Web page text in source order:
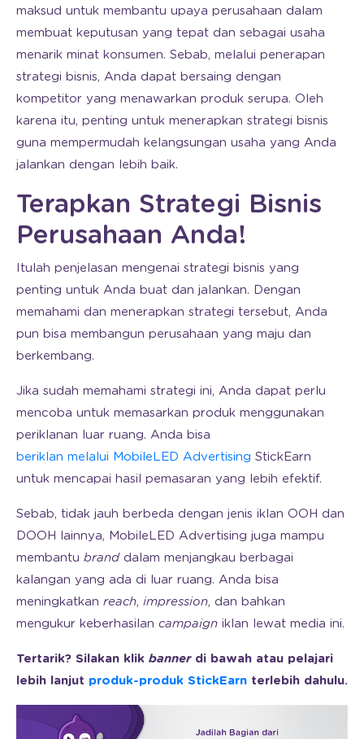
maksud untuk membantu upaya perusahaan dalam
membuat keputusan yang tepat dan sebagai usaha
menarik minat konsumen. Sebab, melalui penerapan
strategi bisnis, Anda dapat bersaing dengan
kompetitor yang menawarkan produk serupa. Oleh
karena itu, penting untuk menerapkan strategi bisnis
guna mempermudah kelangsungan usaha yang Anda
jalankan dengan lebih baik.
Terapkan Strategi Bisnis
Perusahaan Anda!
Itulah penjelasan mengenai strategi bisnis yang
penting untuk Anda buat dan jalankan. Dengan
memahami dan menerapkan strategi tersebut, Anda
pun bisa membangun perusahaan yang maju dan
berkembang.
Jika sudah memahami strategi ini, Anda dapat perlu
mencoba untuk memasarkan produk menggunakan
periklanan luar ruang. Anda bisa
beriklan melalui MobileLED Advertising StickEarn
untuk mencapai hasil pemasaran yang lebih efektif.
Sebab, tidak jauh berbeda dengan jenis iklan OOH dan
DOOH lainnya, MobileLED Advertising juga mampu
membantu branddalam menjangkau berbagai
kalangan yang ada di luar ruang. Anda bisa
meningkatkan reach, impression, dan bahkan
mengukur keberhasilan campaign iklan lewat media ini.
Tertarik? Silakan klik bannerdi bawah atau pelajari
lebih lanjut produk-produk StickEarn terlebih dahulu.